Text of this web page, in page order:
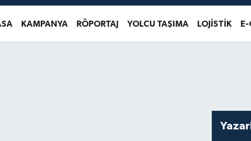
EURO 55,1336 %0.18
KAMPANYA RÖPORTAJ YOLCU TAŞIMA LOJİSTİK